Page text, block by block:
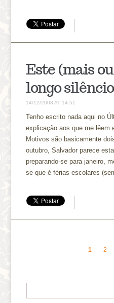
Este (mais
longo silêncio
14/12/2008 AT 14:51
Tenho escrito nada aqui no
explicação aos que me lêem
Motivos são basicamente
outubro, Salvador parece
preparando-se para janeiro,
se que é férias escolares
1 2